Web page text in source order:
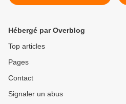
Hébergé par Overblog
Top articles
Pages
Contact
Signaler un abus